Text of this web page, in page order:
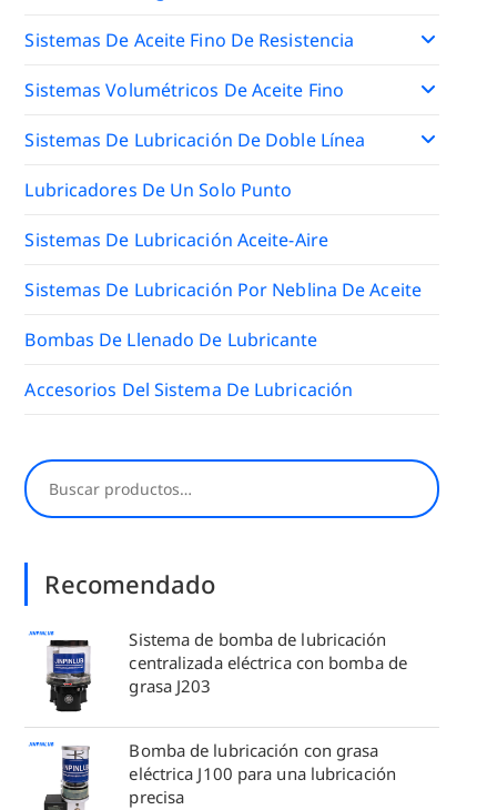
Sistemas De Aceite Fino De Resistencia
Sistemas Volumétricos De Aceite Fino
Sistemas De Lubricación De Doble Línea
Lubricadores De Un Solo Punto
Sistemas De Lubricación Aceite-Aire
Sistemas De Lubricación Por Neblina De Aceite
Bombas De Llenado De Lubricante
Accesorios Del Sistema De Lubricación
Buscar
Recomendado
Sistema de bomba de lubricación
centralizada eléctrica con bomba de
grasa J203
Bomba de lubricación con grasa
eléctrica J100 para una lubricación
precisa